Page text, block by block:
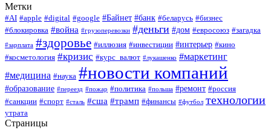
Метки
#AI #apple #digital #google #Байнет #банк #беларусь #бизнес
#блокировка #война #грузоперевозки #деньги #дом #евросоюз #загадка
#зарплата #здоровье #иллюзия #инвестиции #интерьер #кино
#косметология #кризис #курс_валют #лукашенко #маркетинг
#медицина #наука #новости компаний
#образование #переезд #пожар #политика #польша #ремонт #россия
#санкции #спорт #сталь #сша #трамп #финансы #футбол технологии
утрата
Страницы